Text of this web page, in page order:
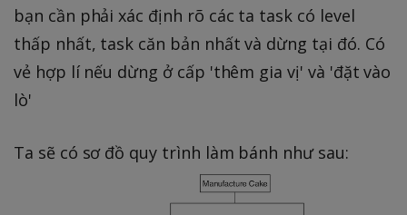
bạn cần phải xác định rõ các ta task có level
thấp nhất, task căn bản nhất và dừng tại đó. Có
vẻ hợp lí nếu dừng ở cấp 'thêm gia vị' và 'đặt vào
lò'
Ta sẽ có sơ đồ quy trình làm bánh như sau: